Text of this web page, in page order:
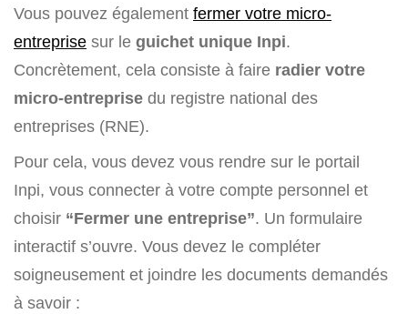
Vous pouvez également fermer votre micro-
entreprise sur le guichet unique Inpi.
Concrètement, cela consiste à faire radier votre
micro-entreprise du registre national des
entreprises (RNE).
Pour cela, vous devez vous rendre sur le portail
Inpi, vous connecter à votre compte personnel et
choisir “Fermer une entreprise”. Un formulaire
interactif s’ouvre. Vous devez le compléter
soigneusement et joindre les documents demandés
à savoir :